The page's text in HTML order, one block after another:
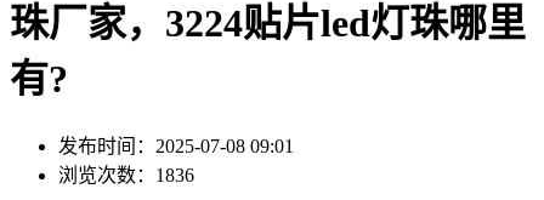
珠厂家，3224贴片led灯珠哪里
有?
发布时间：2025-07-08 09:01
浏览次数：1836